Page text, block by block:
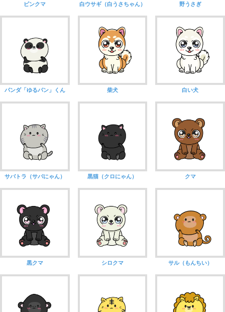
ピンクマ 白ウサギ（白うさちゃん） 野うさぎ
パンダ「ゆるパン」くん 柴犬 白い犬
サバトラ（サバにゃん） 黒猫（クロにゃん） クマ
黒クマ シロクマ サル（もんちい）